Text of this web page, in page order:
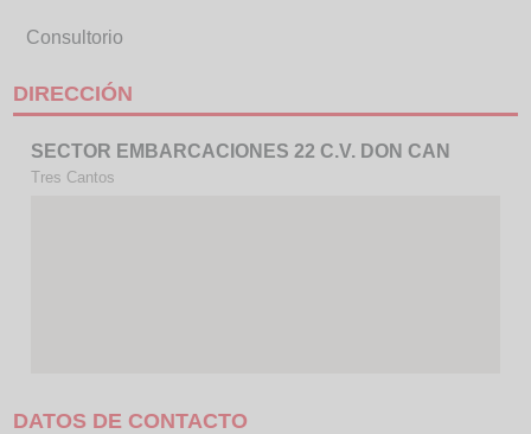
Consultorio
DIRECCIÓN
SECTOR EMBARCACIONES 22 C.V. DON CAN
Tres Cantos
DATOS DE CONTACTO